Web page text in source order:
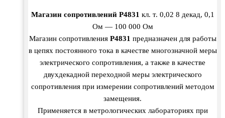
Магазин сопротивлений Р4831 кл. т. 0,02 8 декад, 0,1
Ом — 100 000 Ом
Магазин сопротивления Р4831 предназначен для работы
в цепях постоянного тока в качестве многозначной меры
электрического сопротивления, а также в качестве
двухдекадной переходной меры электрического
сопротивления при измерении сопротивлений методом
замещения.
Применяется в метрологических лабораториях при